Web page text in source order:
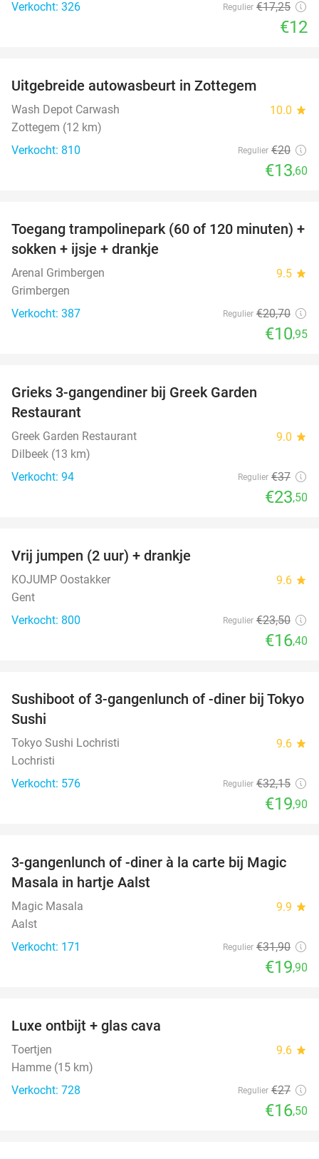
Verkocht: 326 Regulier €17,25
€12
Uitgebreide autowasbeurt in Zottegem
Wash Depot Carwash 10.0 star
Zottegem (12 km)
Verkocht: 810
Regulier €20
€13,60
47%
Toegang trampolinepark (60 of 120 minuten) +
sokken + ijsje + drankje
Arenal Grimbergen 9.5 star
Grimbergen
Verkocht: 387
Regulier €20,70
€10,95
Grieks 3-gangendiner bij Greek Garden
Restaurant
Greek Garden Restaurant 9.0 star
Dilbeek (13 km)
Verkocht: 94
Regulier €37
€23,50
Vrij jumpen (2 uur) + drankje
KOJUMP Oostakker 9.6 star
Gent
Verkocht: 800
Regulier €23,50
€16,40
38%
Sushiboot of 3-gangenlunch of -diner bij Tokyo
Sushi
Tokyo Sushi Lochristi 9.6 star
Lochristi
Verkocht: 576
Regulier €32,15
€19,90
38%
3-gangenlunch of -diner à la carte bij Magic
Masala in hartje Aalst
Magic Masala 9.9 star
Aalst
Verkocht: 171
Regulier €31,90
€19,90
Luxe ontbijt + glas cava
Toertjen 9.6 star
Hamme (15 km)
Verkocht: 728
Regulier €27
€16,50